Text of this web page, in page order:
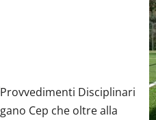
Cep che oltre alla